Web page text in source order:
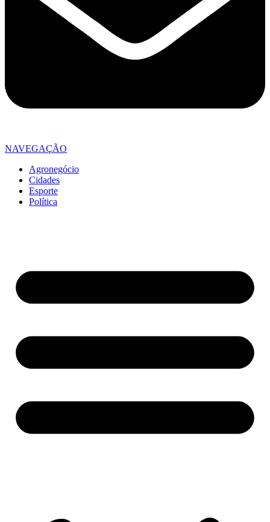
NAVEGAÇÃO
Agronegócio
Cidades
Esporte
Política